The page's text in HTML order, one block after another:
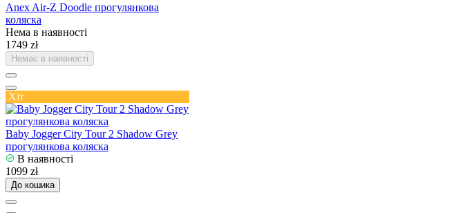
Anex Air-Z Doodle прогулянкова
коляска
Нема в наявності
1749 zł
Немає в наявності
Хіт
Baby Jogger City Tour 2 Shadow Grey
прогулянкова коляска
В наявності
1099 zł
До кошика